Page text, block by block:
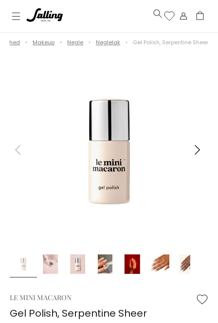
Makeup Negle Neglelak Gel Polish, Serpentine Sheer
LE MINI MACARON
Gel Polish, Serpentine Sheer